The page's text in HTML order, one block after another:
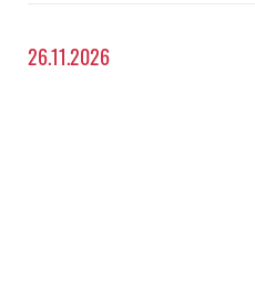
26.11.2026